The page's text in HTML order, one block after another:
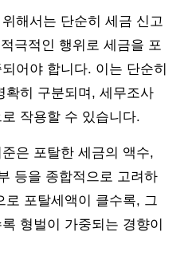
해서는 단순히 세금 신고
극적인 행위로 세금을 포
어야 합니다. 이는 단순히
확히 구분되며, 세무조사
작용할 수 있습니다.
은 포탈한 세금의 액수,
등을 종합적으로 고려하
로 포탈세액이 클수록, 그
형벌이 가중되는 경향이